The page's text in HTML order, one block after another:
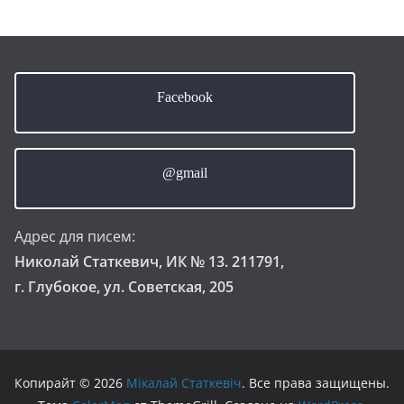
Facebook
@gmail
Адрес для писем:
Николай Статкевич, ИК № 13. 211791,
г. Глубокое, ул. Советская, 205
Копирайт © 2026 Мікалай Статкевіч. Все права защищены.